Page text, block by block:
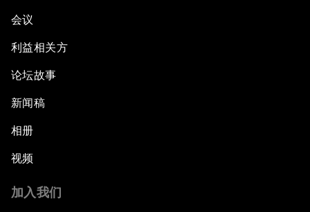
会议
利益相关方
论坛故事
新闻稿
相册
视频
加入我们